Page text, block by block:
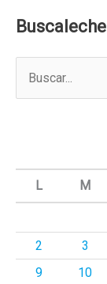
Buscaleche
a
L M
2
3
9
10